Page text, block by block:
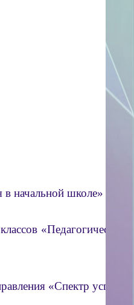
начальной школе»
«Педагогическая
«Спектр успеха»